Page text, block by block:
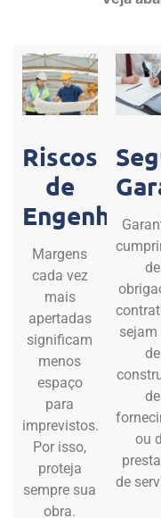
Riscos
de
Engenharia
Margens
cada vez
mais
apertadas
significam
menos
espaço
para
imprevistos.
Por isso,
proteja
sempre sua
obra.
de
sejam
de
de
ou
de